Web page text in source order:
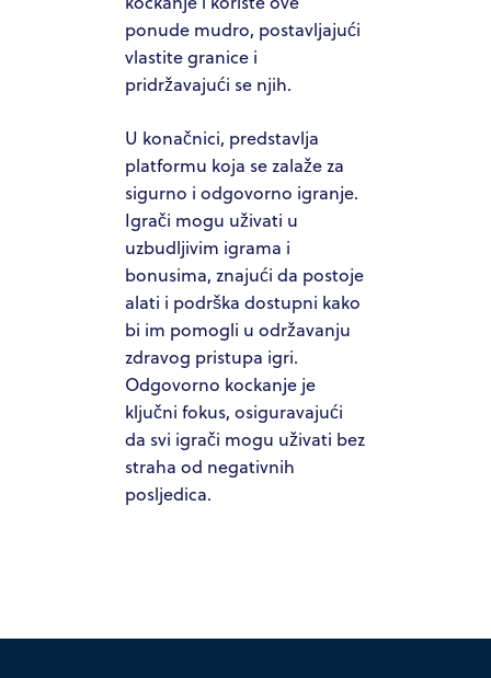
ponude mudro, postavljajući
vlastite granice i
pridržavajući se njih.
U konačnici, predstavlja
platformu koja se zalaže za
sigurno i odgovorno igranje.
Igrači mogu uživati u
uzbudljivim igrama i
bonusima, znajući da postoje
alati i podrška dostupni kako
bi im pomogli u održavanju
zdravog pristupa igri.
Odgovorno kockanje je
ključni fokus, osiguravajući
da svi igrači mogu uživati bez
straha od negativnih
posljedica.